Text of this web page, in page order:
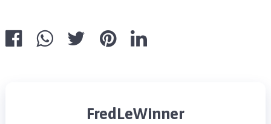
FredLeWinner